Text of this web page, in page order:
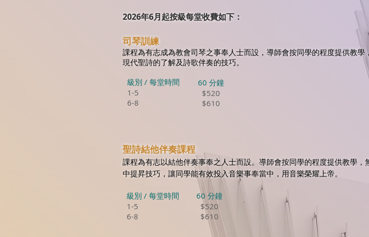
2026年6月起按級每堂收費如下：
司琴訓練
課程為有志成為教會司琴之事奉人士而設，導師會按同學的程度提供教
現代聖詩的了解及詩歌伴奏的技巧。
級別 / 每堂時間
1-5
6-8
60 分鐘
$520
$610
聖詩結他伴奏課程
課程為有志以結他伴奏事奉之人士而設。導師會按同學的程度提供教學
中提昇技巧，讓同學能有效投入音樂事奉當中，用音樂榮耀上帝。
級別 / 每堂時間
1-5
6-8
60 分鐘
$520
$610